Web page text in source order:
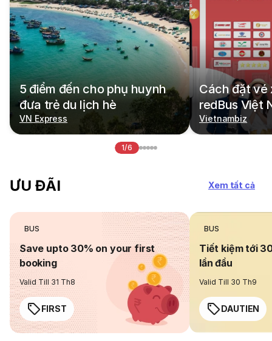
5 điểm đến cho phụ huynh
đưa trẻ du lịch hè
VN Express
Cách đặt vé
redBus Việt
Vietnambiz
1/6
ƯU ĐÃI Xem tất cả
BUS
Save upto 30% on your first
booking
Valid Till 31 Th8
FIRST
BUS
Tiết kiệm tới
lần đầu
Valid Till 30 Th9
DAUTIEN